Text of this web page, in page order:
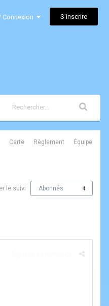
Connexion S’inscrire
Carte Règlement Équipe
le suivi Abonnés 4